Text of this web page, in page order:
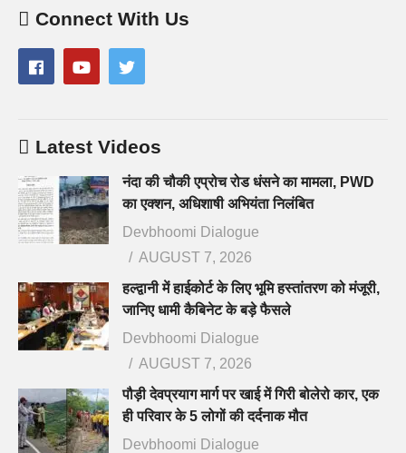
Connect With Us
Latest Videos
नंदा की चौकी एप्रोच रोड धंसने का मामला, PWD
का एक्शन, अधिशाषी अभियंता निलंबित
Devbhoomi Dialogue
AUGUST 7, 2026
हल्द्वानी में हाईकोर्ट के लिए भूमि हस्तांतरण को मंजूरी,
जानिए धामी कैबिनेट के बड़े फैसले
Devbhoomi Dialogue
AUGUST 7, 2026
पौड़ी देवप्रयाग मार्ग पर खाई में गिरी बोलेरो कार, एक
ही परिवार के 5 लोगों की दर्दनाक मौत
Devbhoomi Dialogue